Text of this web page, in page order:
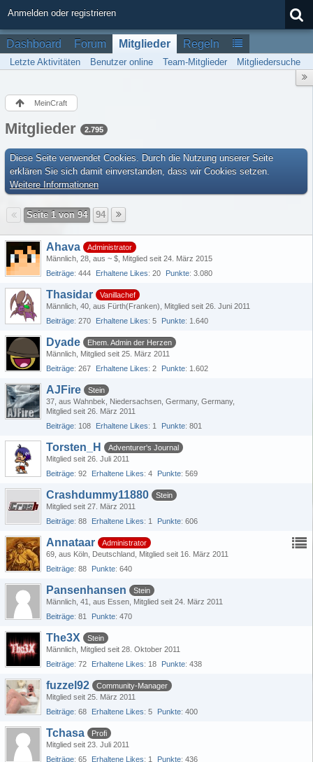
Anmelden oder registrieren
Dashboard Forum Mitglieder Regeln
Letzte Aktivitäten Benutzer online Team-Mitglieder Mitgliedersuche
MeinCraft
Mitglieder 2.795
Diese Seite verwendet Cookies. Durch die Nutzung unserer Seite
erklären Sie sich damit einverstanden, dass wir Cookies setzen.
Weitere Informationen
Seite 1 von 94 94
Ahava
Administrator
Männlich 28 aus ~ $ Mitglied seit 24. März 2015
Beiträge 444 Erhaltene Likes 20 Punkte 3.080
Thasidar
Vanillachef
Männlich 40 aus Fürth(Franken)
Mitglied seit 26. Juni 2011
Beiträge 270 Erhaltene Likes 5 Punkte 1.640
Dyade
Ehem. Admin der Herzen
Männlich Mitglied seit 25. März 2011
Beiträge 267 Erhaltene Likes 2 Punkte 1.602
AJFire
Stein
37 aus Wahnbek, Niedersachsen, Germany, Germany
Mitglied seit 26. März 2011
Beiträge 108 Erhaltene Likes 1 Punkte 801
Torsten_H
Adventurer's Journal
Mitglied seit 26. Juli 2011
Beiträge 92 Erhaltene Likes 4 Punkte 569
Crashdummy11880
Stein
Mitglied seit 27. März 2011
Beiträge 88 Erhaltene Likes 1 Punkte 606
Annataar
Administrator
69 aus Köln, Deutschland Mitglied seit 16. März 2011
Beiträge 88 Punkte 640
Pansenhansen
Stein
Männlich 41 aus Essen Mitglied seit 24. März 2011
Beiträge 81 Punkte 470
The3X
Stein
Männlich Mitglied seit 28. Oktober 2011
Beiträge 72 Erhaltene Likes 18 Punkte 438
fuzzel92
Community-Manager
Mitglied seit 25. März 2011
Beiträge 68 Erhaltene Likes 5 Punkte 400
Tchasa
Profi
Mitglied seit 23. Juli 2011
Beiträge 65 Erhaltene Likes 1 Punkte 436